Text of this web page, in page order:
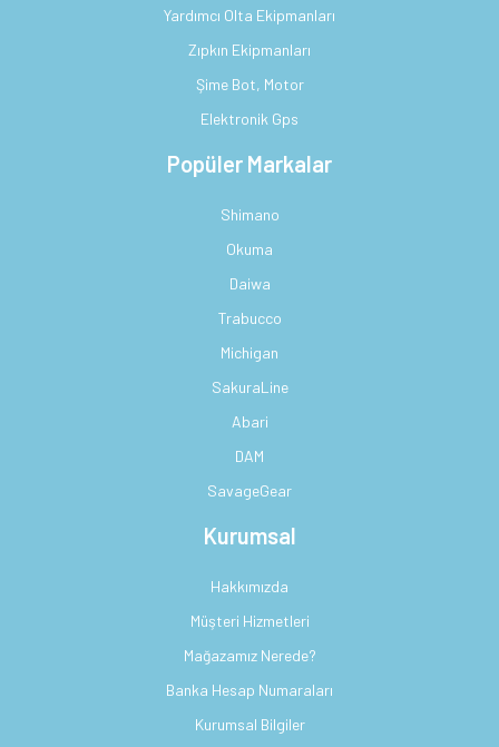
Yardımcı Olta Ekipmanları
Zıpkın Ekipmanları
Şime Bot, Motor
Elektronik Gps
Popüler Markalar
Shimano
Okuma
Daiwa
Trabucco
Michigan
SakuraLine
Abari
DAM
SavageGear
Kurumsal
Hakkımızda
Müşteri Hizmetleri
Mağazamız Nerede?
Banka Hesap Numaraları
Kurumsal Bilgiler